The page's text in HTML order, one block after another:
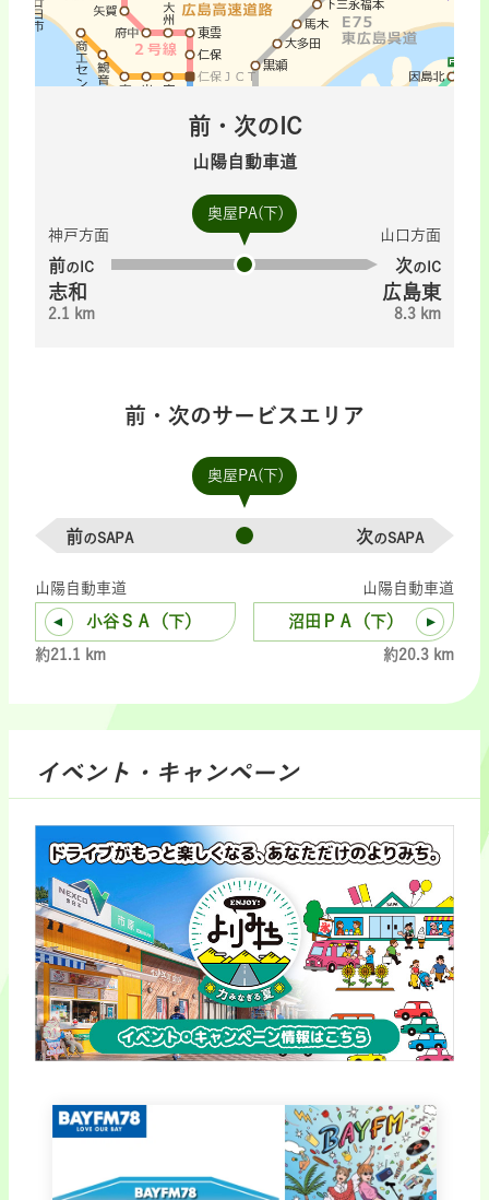
前・次のIC
山陽自動車道
奥屋PA(下)
神戸方面
前のIC
志和
2.1 km
山口方面
次のIC
広島東
8.3 km
前・次のサービスエリア
奥屋PA(下)
前のSAPA 次のSAPA
山陽自動車道
小谷ＳＡ（下）
約21.1 km
山陽自動車道
沼田ＰＡ（下）
約20.3 km
イベント・キャンペーン